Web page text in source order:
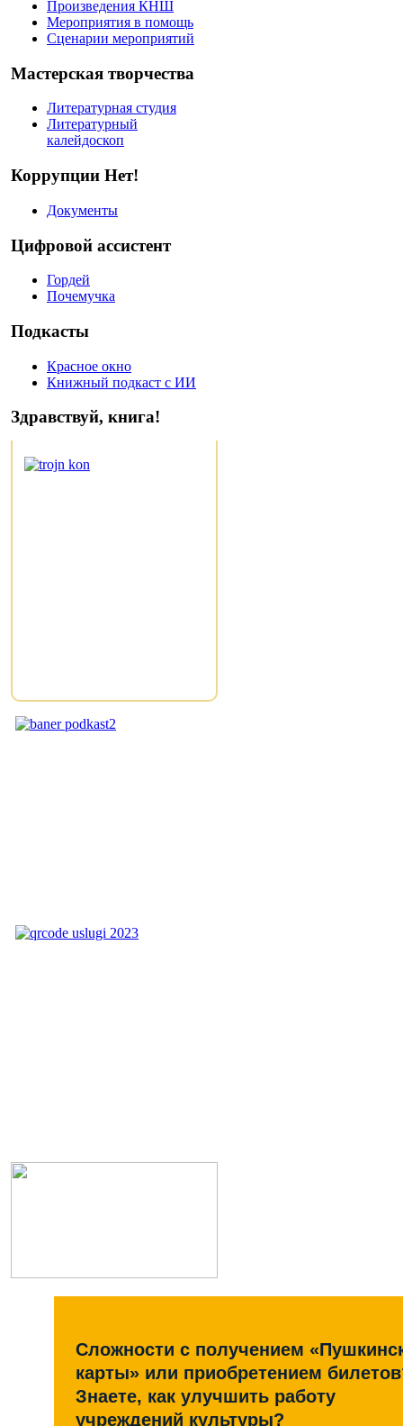
Произведения КНШ
Мероприятия в помощь
Сценарии мероприятий
Мастерская творчества
Литературная студия
Литературный
калейдоскоп
Коррупции Нет!
Документы
Цифровой ассистент
Гордей
Почемучка
Подкасты
Красное окно
Книжный подкаст с ИИ
Здравствуй, книга!
Сложности с получением
карты» или приобретением
Знаете, как улучшить работу
учреждений культуры?